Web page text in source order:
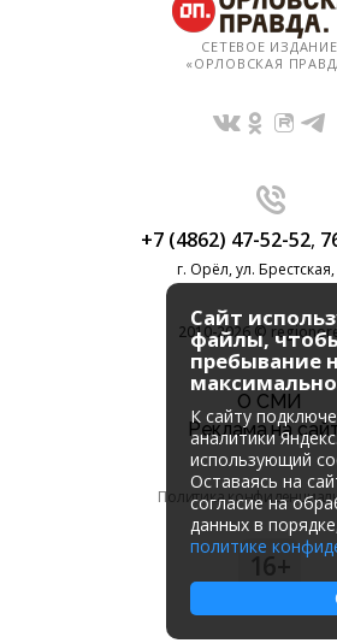
СЕТЕВОЕ ИЗДАНИЕ
«ОРЛОВСКАЯ
+7 (4862) 47-52-52,
г. Орёл, ул.
2010-2026 ©
О СМИ
Реклама на
Политика
16+
Сайт
файлы,
пребывание
К cайту
аналитики
использующий
Оставаясь на
согласие на
данных в
политике